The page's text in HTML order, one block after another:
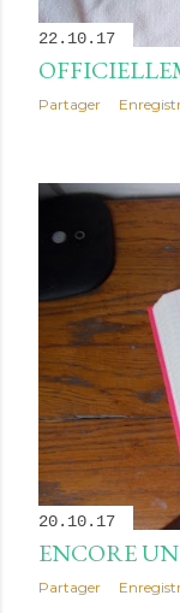
22.10.17
Partager
20.10.17
ENCORE
Partager